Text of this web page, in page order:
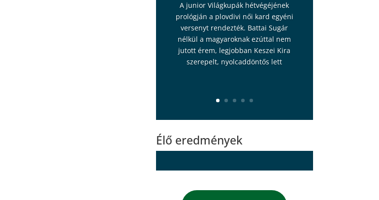
A junior Világkupák hétvégéjének
prológján a plovdivi női kard egyéni
versenyt rendezték. Battai Sugár
nélkül a magyaroknak ezúttal nem
jutott érem, legjobban Keszei Kira
szerepelt, nyolcaddöntős lett
Élő eredmények